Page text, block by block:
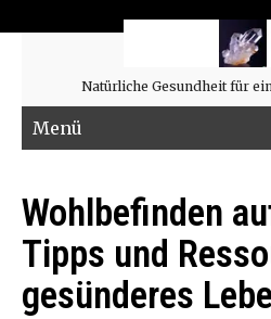
Natürliche Gesundheit für
Menü
Wohlbefinden
Tipps und
gesünderes